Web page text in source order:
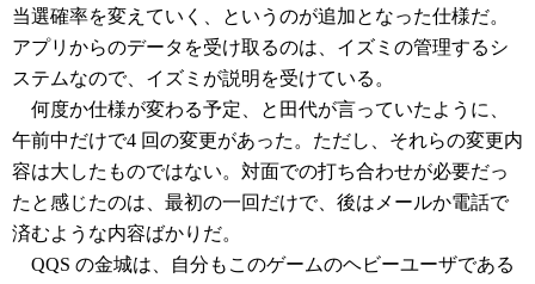
当選確率を変えていく、というのが追加となった仕様だ。
アプリからのデータを受け取るのは、イズミの管理するシ
ステムなので、イズミが説明を受けている。
何度か仕様が変わる予定、と田代が言っていたように、
午前中だけで4 回の変更があった。ただし、それらの変更内
容は大したものではない。対面での打ち合わせが必要だっ
たと感じたのは、最初の一回だけで、後はメールか電話で
済むような内容ばかりだ。
QQS の金城は、自分もこのゲームのヘビーユーザである